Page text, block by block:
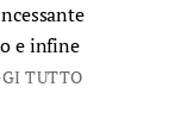
e infine
TUTTO